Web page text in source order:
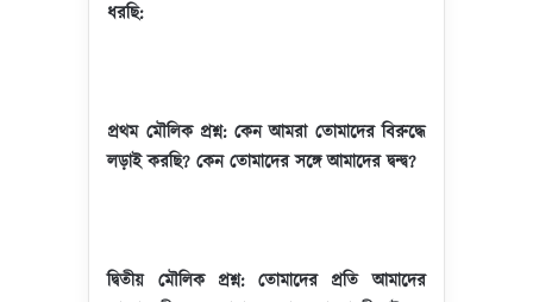
ধরছি:
প্রথম মৌলিক প্রশ্ন: কেন আমরা তোমাদের বিরুদ্ধে
লড়াই করছি? কেন তোমাদের সঙ্গে আমাদের দ্বন্দ্ব?
দ্বিতীয় মৌলিক প্রশ্ন: তোমাদের প্রতি আমাদের